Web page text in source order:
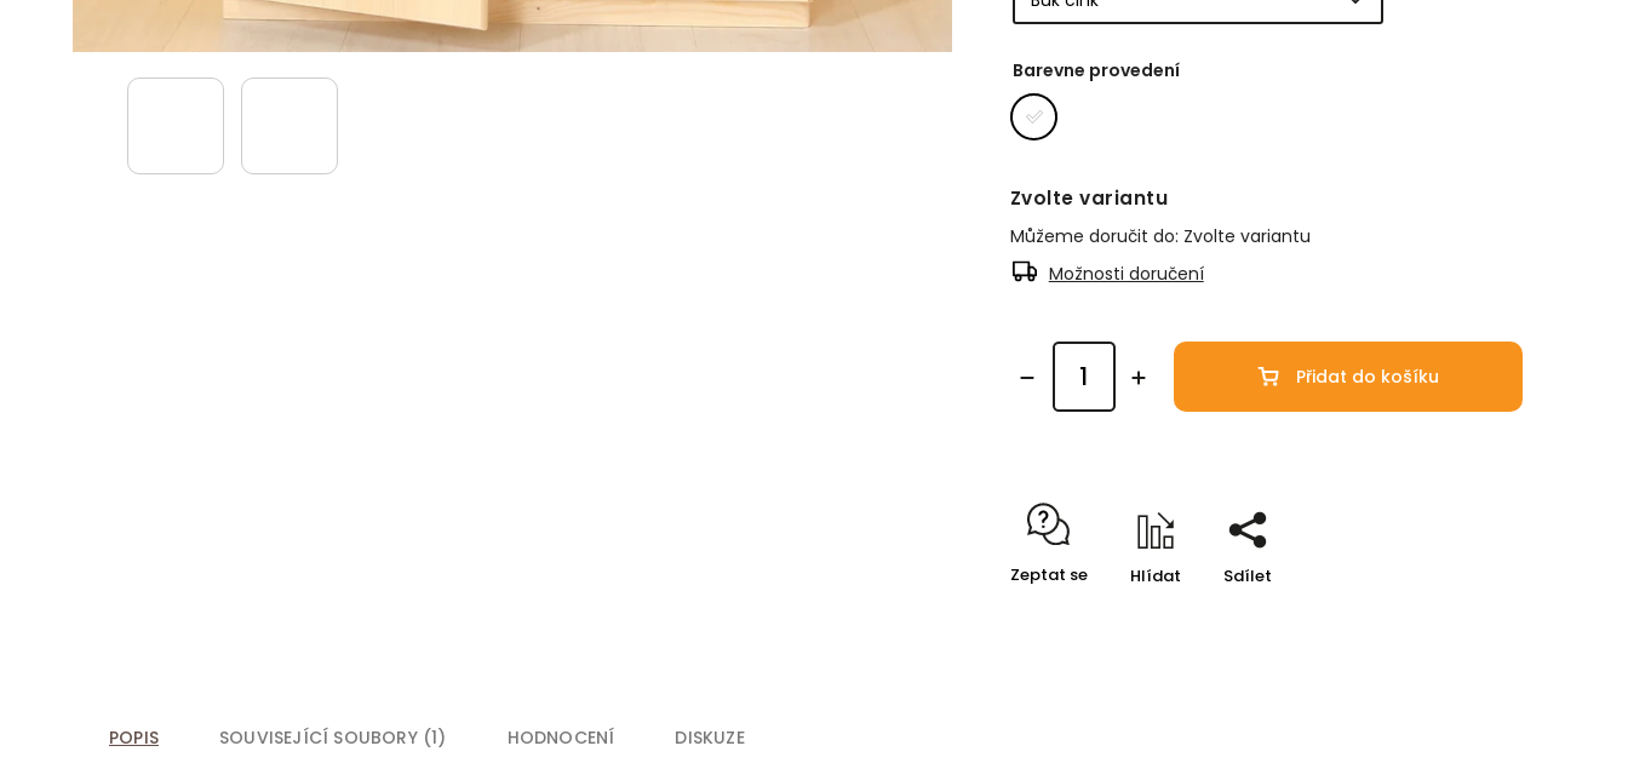
Barevne provedení
Zvolte variantu
Můžeme doručit do: Zvolte variantu
Možnosti doručení
Přidat do košíku
Zeptat se Hlídat Sdílet
POPIS SOUVISEJÍCÍ SOUBORY (1) HODNOCENÍ DISKUZE